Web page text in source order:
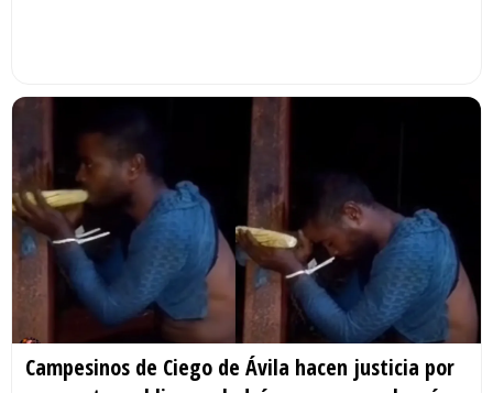
Campesinos de Ciego de Ávila hacen justicia por